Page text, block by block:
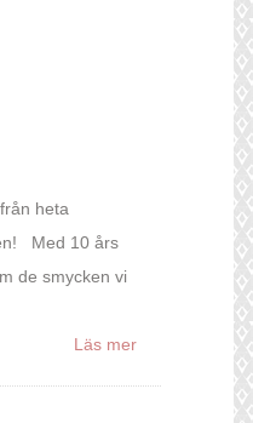
heta
Med 10 års
de smycken vi
Läs mer